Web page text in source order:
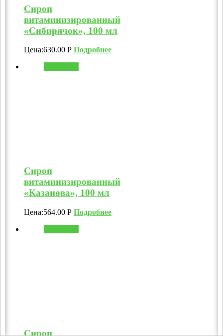
Сироп
витаминизированный
«Сибирячок», 100 мл
Цена:630.00 Р Подробнее
Сироп
витаминизированный
«Казанова», 100 мл
Цена:564.00 Р Подробнее
Сироп